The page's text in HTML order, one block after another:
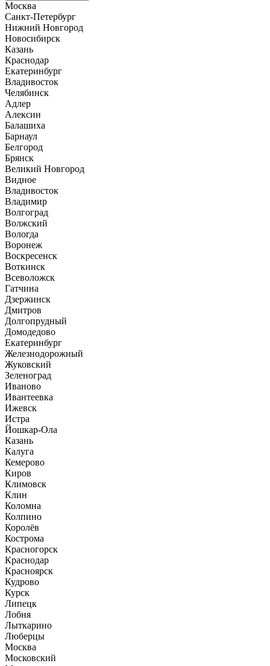
Москва
Санкт-Петербург
Нижний Новгород
Новосибирск
Казань
Краснодар
Екатеринбург
Владивосток
Челябинск
Адлер
Алексин
Балашиха
Барнаул
Белгород
Брянск
Великий Новгород
Видное
Владивосток
Владимир
Волгоград
Волжский
Вологда
Воронеж
Воскресенск
Воткинск
Всеволожск
Гатчина
Дзержинск
Дмитров
Долгопрудный
Домодедово
Екатеринбург
Железнодорожный
Жуковский
Зеленоград
Иваново
Ивантеевка
Ижевск
Истра
Йошкар-Ола
Казань
Калуга
Кемерово
Киров
Климовск
Клин
Коломна
Колпино
Королёв
Кострома
Красногорск
Краснодар
Красноярск
Кудрово
Курск
Липецк
Лобня
Лыткарино
Люберцы
Москва
Московский